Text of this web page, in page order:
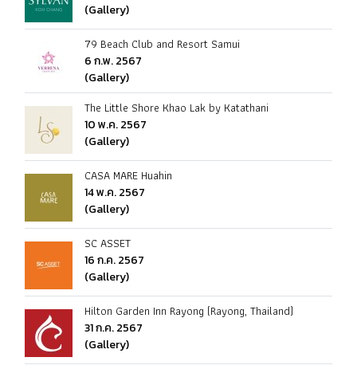
(Gallery)
79 Beach Club and Resort Samui
6 ก.พ. 2567
(Gallery)
The Little Shore Khao Lak by Katathani
10 พ.ค. 2567
(Gallery)
CASA MARE Huahin
14 พ.ค. 2567
(Gallery)
SC ASSET
16 ก.ค. 2567
(Gallery)
Hilton Garden Inn Rayong (Rayong, Thailand)
31 ก.ค. 2567
(Gallery)